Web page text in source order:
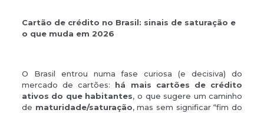
Cartão de crédito no Brasil: sinais de saturação e
o que muda em 2026
O Brasil entrou numa fase curiosa (e decisiva) do
mercado de cartões: há mais cartões de crédito
ativos do que habitantes, o que sugere um caminho
de maturidade/saturação, mas sem significar “fim do